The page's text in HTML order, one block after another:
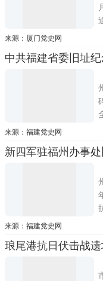
来源：厦门党史网
中共福建省委旧址
来源：福建党史网
新四军驻福州办事
来源：福建党史网
琅尾港抗日伏击战遗